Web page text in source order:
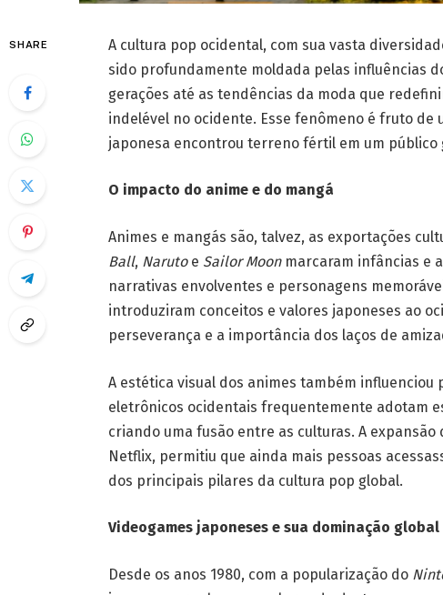
SHARE
A cultura pop ocidental, com sua vasta
sido profundamente moldada pelas influências
gerações até as tendências da moda que
indelével no ocidente. Esse fenômeno é fruto
japonesa encontrou terreno fértil em um público
O impacto do anime e do mangá
Animes e mangás são, talvez, as exportações
Ball, Narutoe Sailor Moonmarcaram infâncias e
narrativas envolventes e personagens
introduziram conceitos e valores japoneses ao
perseverança e a importância dos laços de
A estética visual dos animes também
eletrônicos ocidentais frequentemente adotam
criando uma fusão entre as culturas. A
Netflix, permitiu que ainda mais pessoas
dos principais pilares da cultura pop global.
Videogames japoneses e sua dominação global
Desde os anos 1980, com a popularização do